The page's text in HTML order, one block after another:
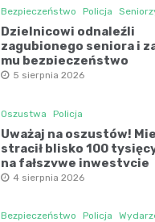
Bezpieczeństwo Policja
Dzielnicowi odnaleźli
zagubionego seniora i
mu bezpieczeństwo
5 sierpnia 2026
Oszustwa Policja
Uważaj na oszustów!
stracił blisko 100
na fałszywe inwestycje
4 sierpnia 2026
Bezpieczeństwo Policja